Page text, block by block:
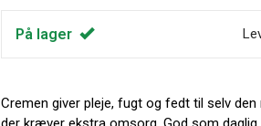
På lager
Cremen giver pleje, fugt og fedt til selv